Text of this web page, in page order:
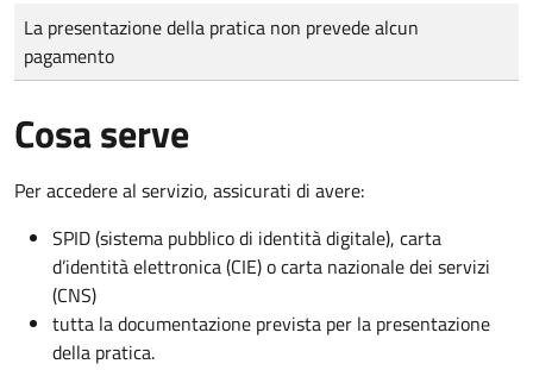
Tipo di pagamento
Importo
La presentazione della pratica non prevede alcun
pagamento
Cosa serve
Per accedere al servizio, assicurati di avere:
SPID (sistema pubblico di identità digitale), carta
d’identità elettronica (CIE) o carta nazionale dei servizi
(CNS)
tutta la documentazione prevista per la presentazione
della pratica.